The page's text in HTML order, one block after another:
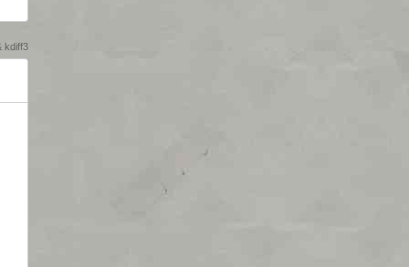
kdiff3